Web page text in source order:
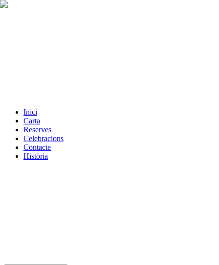
Inici
Carta
Reserves
Celebracions
Contacte
Història